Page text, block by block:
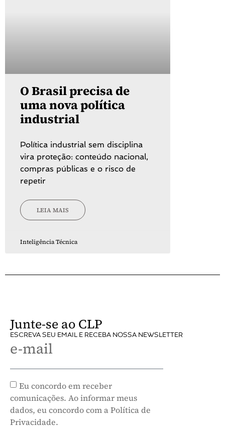
O Brasil precisa de
uma nova política
industrial
Política industrial sem disciplina
vira proteção: conteúdo nacional,
compras públicas e o risco de
repetir
LEIA MAIS
Inteligência Técnica
Junte-se ao CLP
ESCREVA SEU EMAIL E RECEBA NOSSA NEWSLETTER
e-mail
Eu concordo em receber
comunicações. Ao informar meus
dados, eu concordo com a Política de
Privacidade.